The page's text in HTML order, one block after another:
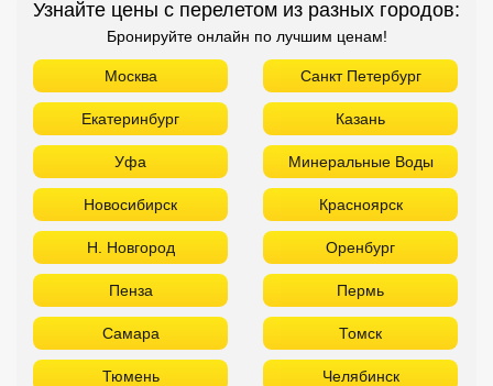
Узнайте цены с перелетом из разных городов:
Бронируйте онлайн по лучшим ценам!
Москва Санкт Петербург
Екатеринбург Казань
Уфа Минеральные Воды
Новосибирск Красноярск
Н. Новгород Оренбург
Пенза Пермь
Самара Томск
Тюмень Челябинск